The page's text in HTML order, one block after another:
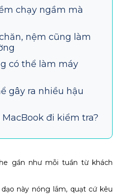
chạy ngầm mà
nệm cũng làm
có thể làm máy
gây ra nhiều hậu
đi kiểm tra?
gần như mỗi tuần từ khách
này nóng lắm, quạt cứ kêu